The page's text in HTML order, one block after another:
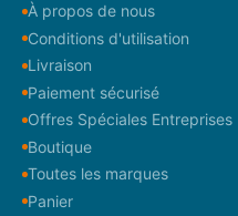
À propos de nous
Conditions d'utilisation
Livraison
Paiement sécurisé
Offres Spéciales Entreprises
Boutique
Toutes les marques
Panier